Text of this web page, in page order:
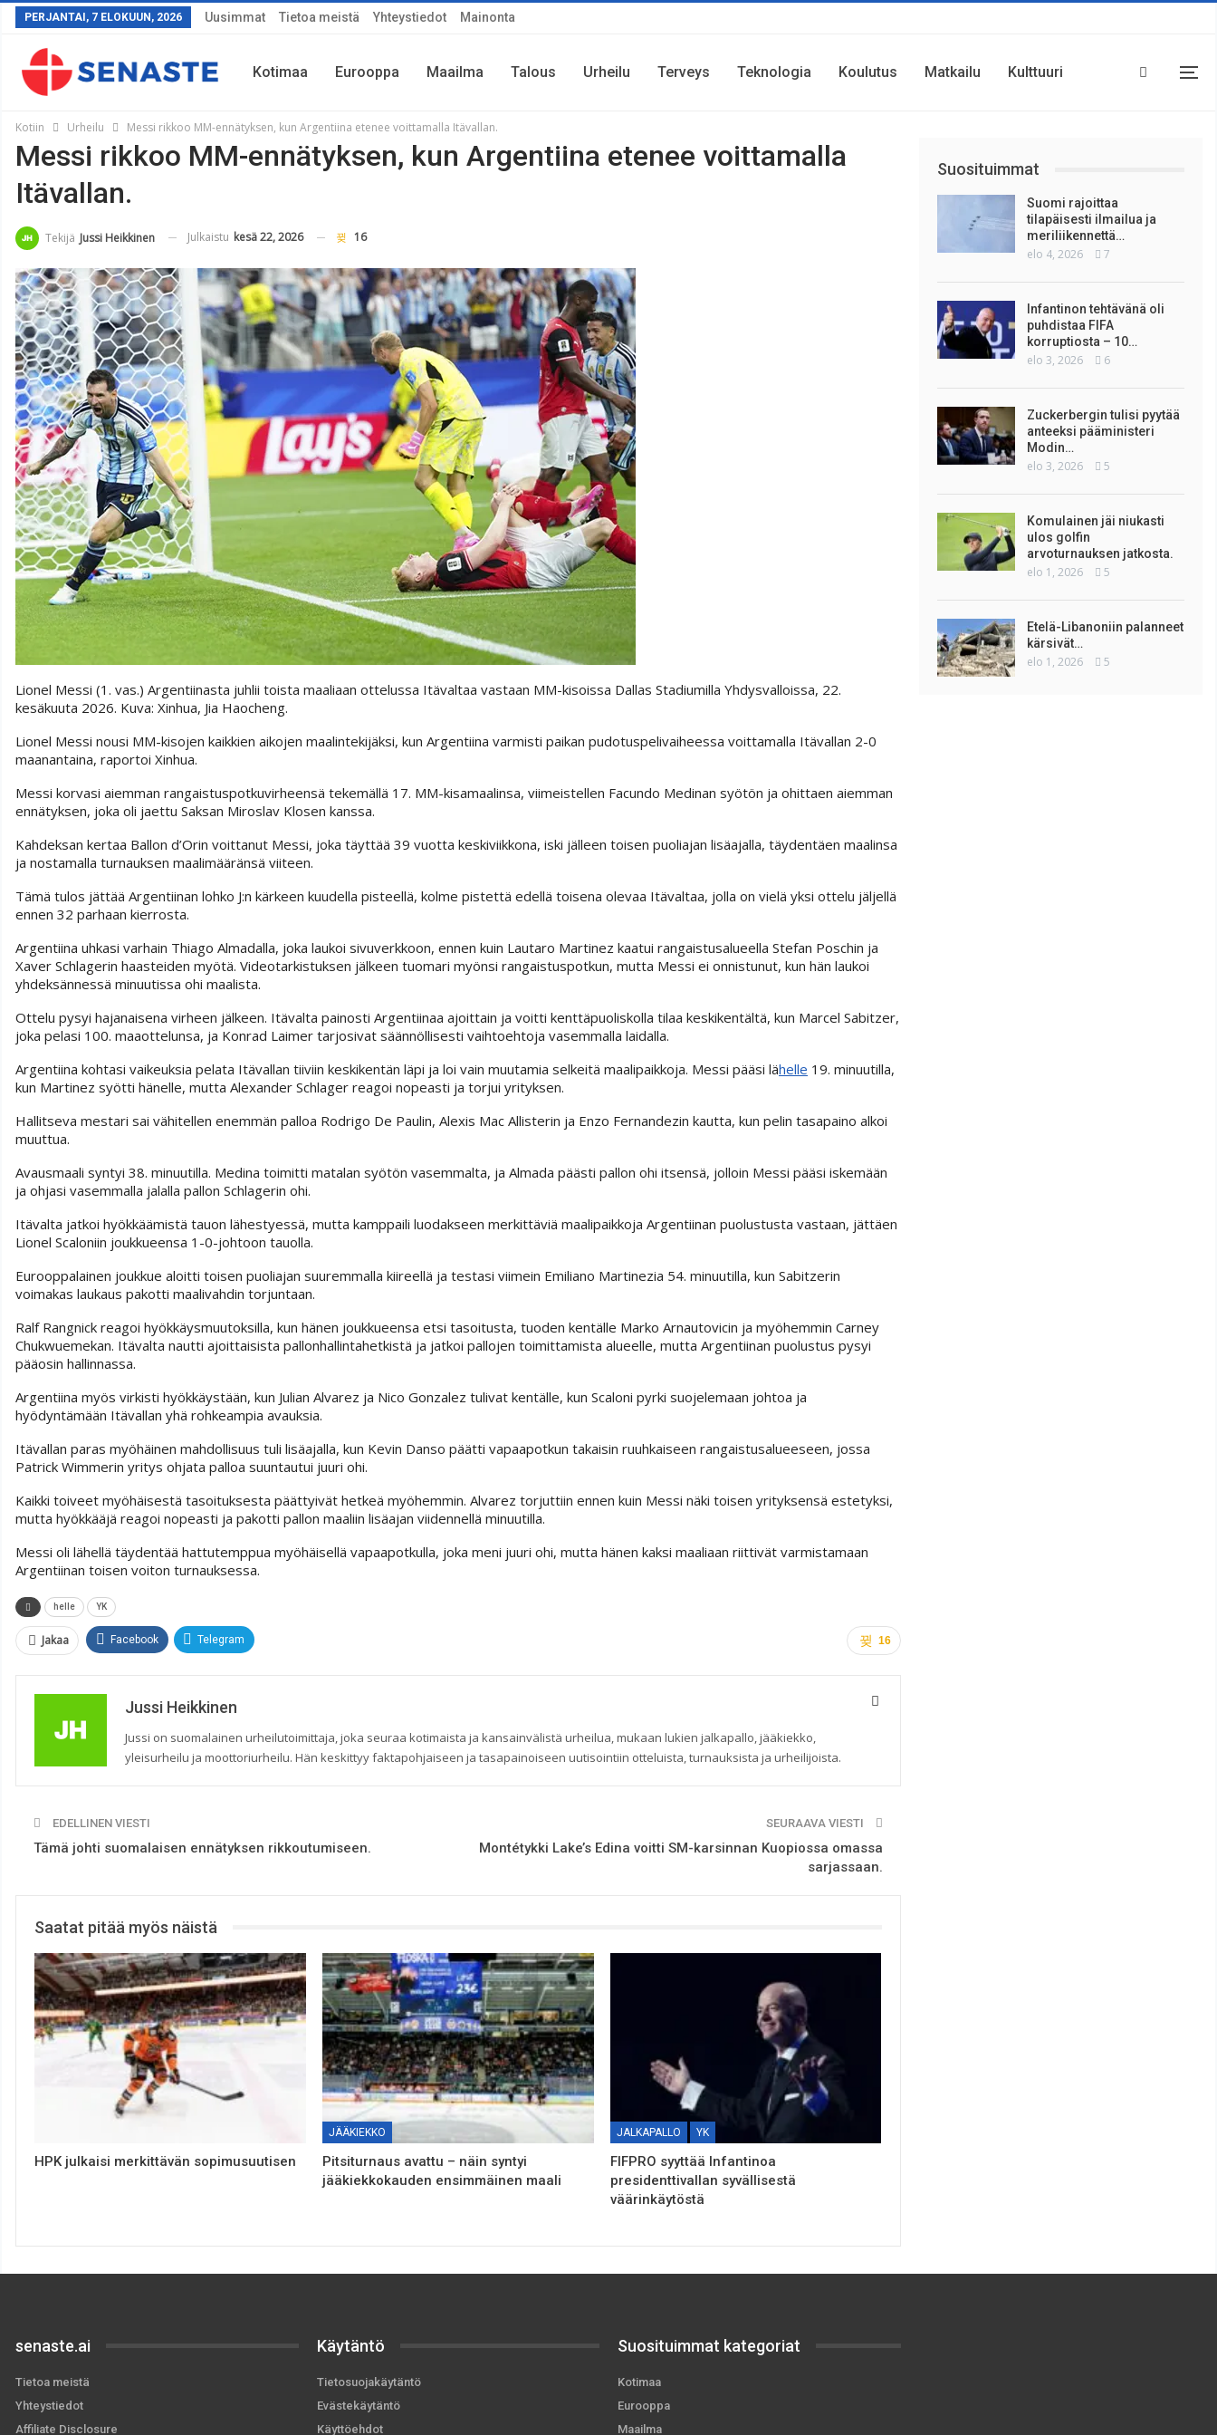
PERJANTAI, 7 ELOKUUN, 2026 Uusimmat Tietoa meistä Yhteystiedot Mainonta
Kotimaa Eurooppa Maailma Talous Urheilu Terveys Teknologia Koulutus Matkailu Kulttuuri
Sää
Kotiin Urheilu Messi rikkoo MM-ennätyksen, kun Argentiina etenee voittamalla Itävallan.
Messi rikkoo MM-ennätyksen, kun Argentiina etenee voittamalla
Itävallan.
Tekijä Jussi Heikkinen Julkaistu kesä 22, 2026 16
Lionel Messi (1. vas.) Argentiinasta juhlii toista maaliaan ottelussa Itävaltaa vastaan MM-kisoissa Dallas Stadiumilla Yhdysvalloissa, 22.
kesäkuuta 2026. Kuva: Xinhua, Jia Haocheng.
Lionel Messi nousi MM-kisojen kaikkien aikojen maalintekijäksi, kun Argentiina varmisti paikan pudotuspelivaiheessa voittamalla Itävallan 2-0
maanantaina, raportoi Xinhua.
Messi korvasi aiemman rangaistuspotkuvirheensä tekemällä 17. MM-kisamaalinsa, viimeistellen Facundo Medinan syötön ja ohittaen aiemman
ennätyksen, joka oli jaettu Saksan Miroslav Klosen kanssa.
Kahdeksan kertaa Ballon d’Orin voittanut Messi, joka täyttää 39 vuotta keskiviikkona, iski jälleen toisen puoliajan lisäajalla, täydentäen maalinsa
ja nostamalla turnauksen maalimääränsä viiteen.
Tämä tulos jättää Argentiinan lohko J:n kärkeen kuudella pisteellä, kolme pistettä edellä toisena olevaa Itävaltaa, jolla on vielä yksi ottelu jäljellä
ennen 32 parhaan kierrosta.
Argentiina uhkasi varhain Thiago Almadalla, joka laukoi sivuverkkoon, ennen kuin Lautaro Martinez kaatui rangaistusalueella Stefan Poschin ja
Xaver Schlagerin haasteiden myötä. Videotarkistuksen jälkeen tuomari myönsi rangaistuspotkun, mutta Messi ei onnistunut, kun hän laukoi
yhdeksännessä minuutissa ohi maalista.
Ottelu pysyi hajanaisena virheen jälkeen. Itävalta painosti Argentiinaa ajoittain ja voitti kenttäpuoliskolla tilaa keskikentältä, kun Marcel Sabitzer,
joka pelasi 100. maaottelunsa, ja Konrad Laimer tarjosivat säännöllisesti vaihtoehtoja vasemmalla laidalla.
Argentiina kohtasi vaikeuksia pelata Itävallan tiiviin keskikentän läpi ja loi vain muutamia selkeitä maalipaikkoja. Messi pääsi lähelle 19. minuutilla,
kun Martinez syötti hänelle, mutta Alexander Schlager reagoi nopeasti ja torjui yrityksen.
Hallitseva mestari sai vähitellen enemmän palloa Rodrigo De Paulin, Alexis Mac Allisterin ja Enzo Fernandezin kautta, kun pelin tasapaino alkoi
muuttua.
Avausmaali syntyi 38. minuutilla. Medina toimitti matalan syötön vasemmalta, ja Almada päästi pallon ohi itsensä, jolloin Messi pääsi iskemään
ja ohjasi vasemmalla jalalla pallon Schlagerin ohi.
Itävalta jatkoi hyökkäämistä tauon lähestyessä, mutta kamppaili luodakseen merkittäviä maalipaikkoja Argentiinan puolustusta vastaan, jättäen
Lionel Scaloniin joukkueensa 1-0-johtoon tauolla.
Eurooppalainen joukkue aloitti toisen puoliajan suuremmalla kiireellä ja testasi viimein Emiliano Martinezia 54. minuutilla, kun Sabitzerin
voimakas laukaus pakotti maalivahdin torjuntaan.
Ralf Rangnick reagoi hyökkäysmuutoksilla, kun hänen joukkueensa etsi tasoitusta, tuoden kentälle Marko Arnautovicin ja myöhemmin Carney
Chukwuemekan. Itävalta nautti ajoittaisista pallonhallintahetkistä ja jatkoi pallojen toimittamista alueelle, mutta Argentiinan puolustus pysyi
pääosin hallinnassa.
Argentiina myös virkisti hyökkäystään, kun Julian Alvarez ja Nico Gonzalez tulivat kentälle, kun Scaloni pyrki suojelemaan johtoa ja
hyödyntämään Itävallan yhä rohkeampia avauksia.
Itävallan paras myöhäinen mahdollisuus tuli lisäajalla, kun Kevin Danso päätti vapaapotkun takaisin ruuhkaiseen rangaistusalueeseen, jossa
Patrick Wimmerin yritys ohjata palloa suuntautui juuri ohi.
Kaikki toiveet myöhäisestä tasoituksesta päättyivät hetkeä myöhemmin. Alvarez torjuttiin ennen kuin Messi näki toisen yrityksensä estetyksi,
mutta hyökkääjä reagoi nopeasti ja pakotti pallon maaliin lisäajan viidennellä minuutilla.
Messi oli lähellä täydentää hattutemppua myöhäisellä vapaapotkulla, joka meni juuri ohi, mutta hänen kaksi maaliaan riittivät varmistamaan
Argentiinan toisen voiton turnauksessa.
helle YK
16
Jakaa Facebook Telegram
Jussi Heikkinen
Jussi on suomalainen urheilutoimittaja, joka seuraa kotimaista ja kansainvälistä urheilua, mukaan lukien jalkapallo, jääkiekko,
yleisurheilu ja moottoriurheilu. Hän keskittyy faktapohjaiseen ja tasapainoiseen uutisointiin otteluista, turnauksista ja urheilijoista.
EDELLINEN VIESTI
Tämä johti suomalaisen ennätyksen rikkoutumiseen.
SEURAAVA VIESTI
Montétykki Lake’s Edina voitti SM-karsinnan Kuopiossa omassa
sarjassaan.
Saatat pitää myös näistä
HPK julkaisi merkittävän sopimusuutisen
JÄÄKIEKKO
Pitsiturnaus avattu – näin syntyi
jääkiekkokauden ensimmäinen maali
JALKAPALLO YK
FIFPRO syyttää Infantinoa
presidenttivallan syvällisestä
väärinkäytöstä
Suosituimmat
Suomi rajoittaa
tilapäisesti ilmailua ja
meriliikennettä…
elo 4, 2026 7
Infantinon tehtävänä oli
puhdistaa FIFA
korruptiosta – 10…
elo 3, 2026 6
Zuckerbergin tulisi pyytää
anteeksi pääministeri
Modin…
elo 3, 2026 5
Komulainen jäi niukasti
ulos golfin
arvoturnauksen jatkosta.
elo 1, 2026 5
Etelä-Libanoniin palanneet
kärsivät…
elo 1, 2026 5
senaste.ai
Tietoa meistä
Yhteystiedot
Affiliate Disclosure
Käytäntö
Tietosuojakäytäntö
Evästekäytäntö
Käyttöehdot
Suosituimmat kategoriat
Kotimaa
Eurooppa
Maailma